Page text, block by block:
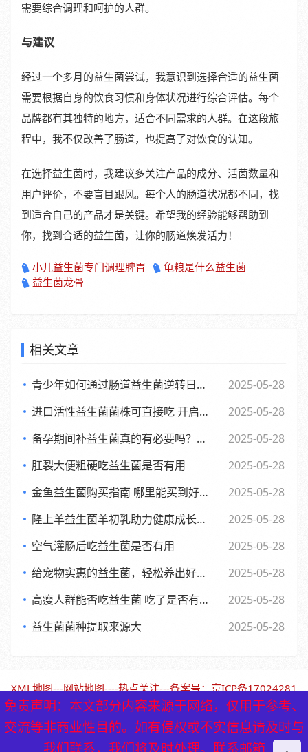
需要综合调理和呵护的人群。
与建议
经过一个多月的益生菌尝试，我意识到选择合适的益生菌
需要根据自身的饮食习惯和身体状况进行综合评估。每个
品牌都有其独特的地方，适合不同需求的人群。在这段旅
程中，我不仅改善了肠道，也提高了对饮食的认知。
在选择益生菌时，我建议多关注产品的成分、活菌数量和
用户评价，不要盲目跟风。每个人的肠道状况都不同，找
到适合自己的产品才是关键。希望我的经验能够帮助到
你，找到合适的益生菌，让你的肠道焕发活力！
小儿益生菌专门调理脾胃
龟粮是什么益生菌
益生菌龙骨
相关文章
青少年如何通过肠道益生菌逆转日常倦怠，活力满满每一天
2025-05-28
进口活性益生菌菌株可直接吃 开启健康新体验
2025-05-28
备孕期间补益生菌真的有必要吗？了解背后的和科学依据
2025-05-28
肛裂大便粗硬吃益生菌是否有用
2025-05-28
金鱼益生菌购买指南 哪里能买到好用又实惠的金鱼益生菌
2025-05-28
隆上羊益生菌羊初乳助力健康成长的全新探索与应用
2025-05-28
空气灌肠后吃益生菌是否有用
2025-05-28
给宠物实惠的益生菌，轻松养出好肚子，赶快来看看吧
2025-05-28
高瘦人群能否吃益生菌 吃了是否有效果
2025-05-28
益生菌菌种提取来源大
2025-05-28
免责声明：本文部分内容来源于网络，仅用于参考、
交流等非商业性目的。如有侵权或不实信息请及时与
XML地图---网站地图----热点关注---备案号：京ICP备17024281
号-1（北京保鹤堂药业）
免责声明：本文部分内容来源于网络，仅用于参考、
交流等非商业性目的。如有侵权或不实信息请及时与